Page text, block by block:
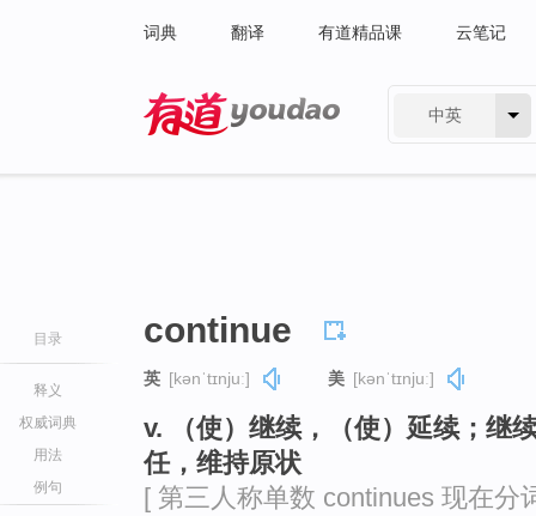
词典 翻译 有道精品课 云笔记
中英
目录
释义
权威词典
用法
例句
continue
英 [kənˈtɪnjuː] 美 [kənˈtɪnjuː]
v. （使）继续，（使）延续；继
任，维持原状
[ 第三人称单数 continues 现在分